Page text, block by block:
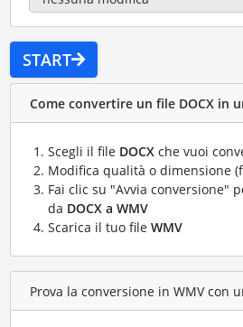
START
Come convertire un file DOCX in
Scegli il file DOCXche vuoi
Modifica qualità o dimensione
Fai clic su "Avvia conversione"
da DOCX a WMV
Scarica il tuo file WMV
Prova la conversione in WMV con